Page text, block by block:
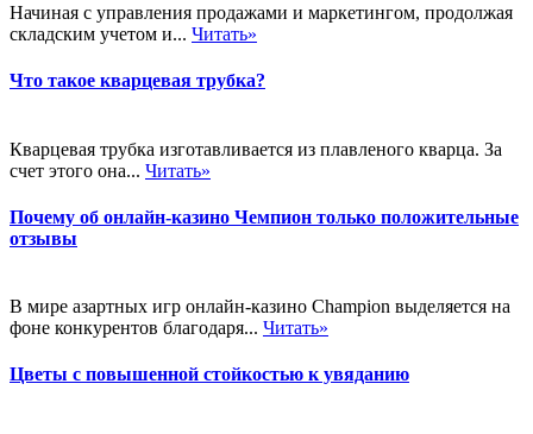
Начиная с управления продажами и маркетингом, продолжая
складским учетом и... Читать»
Что такое кварцевая трубка?
Кварцевая трубка изготавливается из плавленого кварца. За
счет этого она... Читать»
Почему об онлайн-казино Чемпион только положительные
отзывы
В мире азартных игр онлайн-казино Champion выделяется на
фоне конкурентов благодаря... Читать»
Цветы с повышенной стойкостью к увяданию